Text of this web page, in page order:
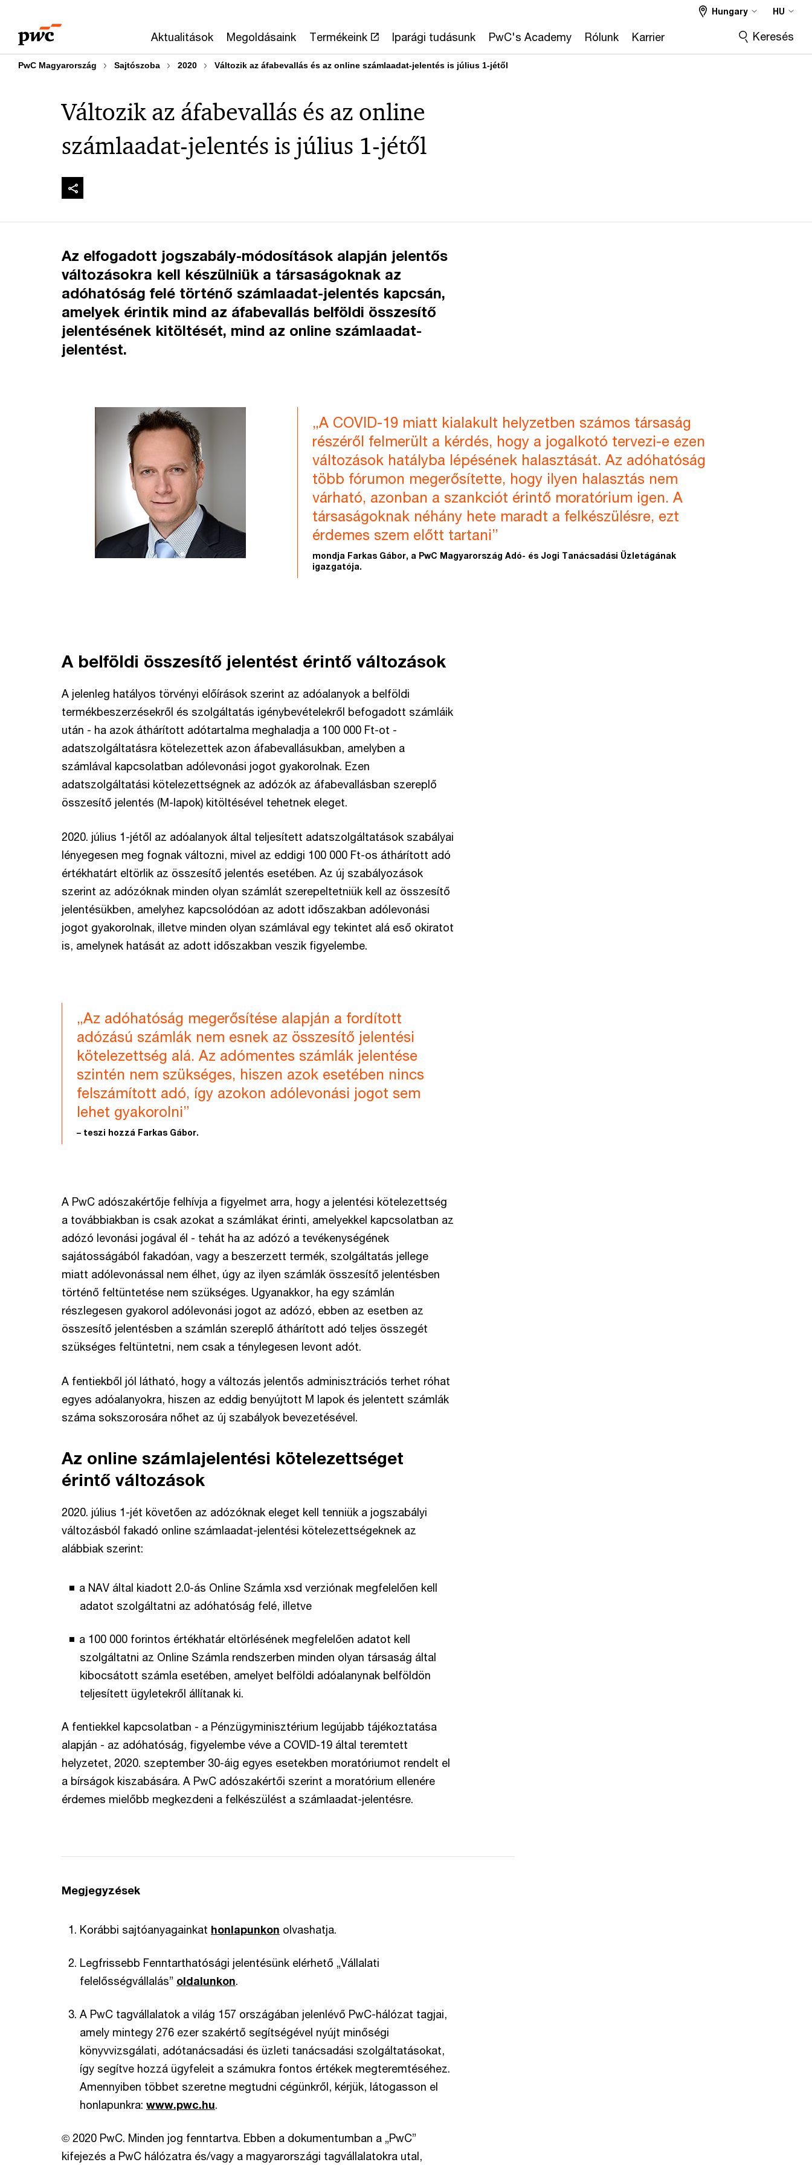
content
footer
Aktualitások Megoldásaink Termékeink Iparági tudásunk PwC's Academy Rólunk Karrier
Hungary HU
Keresés
PwC Magyarország Sajtószoba 2020 Változik az áfabevallás és az online számlaadat-jelentés is július 1-jétől
Változik az áfabevallás és az online
számlaadat-jelentés is július 1-jétől
Az elfogadott jogszabály-módosítások alapján jelentős
változásokra kell készülniük a társaságoknak az
adóhatóság felé történő számlaadat-jelentés kapcsán,
amelyek érintik mind az áfabevallás belföldi összesítő
jelentésének kitöltését, mind az online számlaadat-
jelentést.
„A COVID-19 miatt kialakult helyzetben számos társaság
részéről felmerült a kérdés, hogy a jogalkotó tervezi-e ezen
változások hatályba lépésének halasztását. Az adóhatóság
több fórumon megerősítette, hogy ilyen halasztás nem
várható, azonban a szankciót érintő moratórium igen. A
társaságoknak néhány hete maradt a felkészülésre, ezt
érdemes szem előtt tartani”
mondja Farkas Gábor, a PwC Magyarország Adó- és Jogi Tanácsadási Üzletágának
igazgatója.
A belföldi összesítő jelentést érintő változások
A jelenleg hatályos törvényi előírások szerint az adóalanyok a belföldi
termékbeszerzésekről és szolgáltatás igénybevételekről befogadott számláik
után - ha azok áthárított adótartalma meghaladja a 100 000 Ft-ot -
adatszolgáltatásra kötelezettek azon áfabevallásukban, amelyben a
számlával kapcsolatban adólevonási jogot gyakorolnak. Ezen
adatszolgáltatási kötelezettségnek az adózók az áfabevallásban szereplő
összesítő jelentés (M-lapok) kitöltésével tehetnek eleget.
2020. július 1-jétől az adóalanyok által teljesített adatszolgáltatások szabályai
lényegesen meg fognak változni, mivel az eddigi 100 000 Ft-os áthárított adó
értékhatárt eltörlik az összesítő jelentés esetében. Az új szabályozások
szerint az adózóknak minden olyan számlát szerepeltetniük kell az összesítő
jelentésükben, amelyhez kapcsolódóan az adott időszakban adólevonási
jogot gyakorolnak, illetve minden olyan számlával egy tekintet alá eső okiratot
is, amelynek hatását az adott időszakban veszik figyelembe.
„Az adóhatóság megerősítése alapján a fordított
adózású számlák nem esnek az összesítő jelentési
kötelezettség alá. Az adómentes számlák jelentése
szintén nem szükséges, hiszen azok esetében nincs
felszámított adó, így azokon adólevonási jogot sem
lehet gyakorolni”
– teszi hozzá Farkas Gábor.
A PwC adószakértője felhívja a figyelmet arra, hogy a jelentési kötelezettség
a továbbiakban is csak azokat a számlákat érinti, amelyekkel kapcsolatban az
adózó levonási jogával él - tehát ha az adózó a tevékenységének
sajátosságából fakadóan, vagy a beszerzett termék, szolgáltatás jellege
miatt adólevonással nem élhet, úgy az ilyen számlák összesítő jelentésben
történő feltüntetése nem szükséges. Ugyanakkor, ha egy számlán
részlegesen gyakorol adólevonási jogot az adózó, ebben az esetben az
összesítő jelentésben a számlán szereplő áthárított adó teljes összegét
szükséges feltüntetni, nem csak a ténylegesen levont adót.
A fentiekből jól látható, hogy a változás jelentős adminisztrációs terhet róhat
egyes adóalanyokra, hiszen az eddig benyújtott M lapok és jelentett számlák
száma sokszorosára nőhet az új szabályok bevezetésével.
Az online számlajelentési kötelezettséget
érintő változások
2020. július 1-jét követően az adózóknak eleget kell tenniük a jogszabályi
változásból fakadó online számlaadat-jelentési kötelezettségeknek az
alábbiak szerint:
a NAV által kiadott 2.0-ás Online Számla xsd verziónak megfelelően kell
adatot szolgáltatni az adóhatóság felé, illetve
a 100 000 forintos értékhatár eltörlésének megfelelően adatot kell
szolgáltatni az Online Számla rendszerben minden olyan társaság által
kibocsátott számla esetében, amelyet belföldi adóalanynak belföldön
teljesített ügyletekről állítanak ki.
A fentiekkel kapcsolatban - a Pénzügyminisztérium legújabb tájékoztatása
alapján - az adóhatóság, figyelembe véve a COVID-19 által teremtett
helyzetet, 2020. szeptember 30-áig egyes esetekben moratóriumot rendelt el
a bírságok kiszabására. A PwC adószakértői szerint a moratórium ellenére
érdemes mielőbb megkezdeni a felkészülést a számlaadat-jelentésre.
Megjegyzések
Korábbi sajtóanyagainkat honlapunkon olvashatja.
Legfrissebb Fenntarthatósági jelentésünk elérhető „Vállalati
felelősségvállalás” oldalunkon.
A PwC tagvállalatok a világ 157 országában jelenlévő PwC-hálózat tagjai,
amely mintegy 276 ezer szakértő segítségével nyújt minőségi
könyvvizsgálati, adótanácsadási és üzleti tanácsadási szolgáltatásokat,
így segítve hozzá ügyfeleit a számukra fontos értékek megteremtéséhez.
Amennyiben többet szeretne megtudni cégünkről, kérjük, látogasson el
honlapunkra: www.pwc.hu.
© 2020 PwC. Minden jog fenntartva. Ebben a dokumentumban a „PwC”
kifejezés a PwC hálózatra és/vagy a magyarországi tagvállalatokra utal,